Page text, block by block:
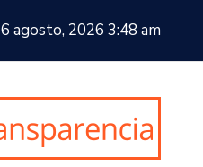
6 agosto, 2026 3:48 am